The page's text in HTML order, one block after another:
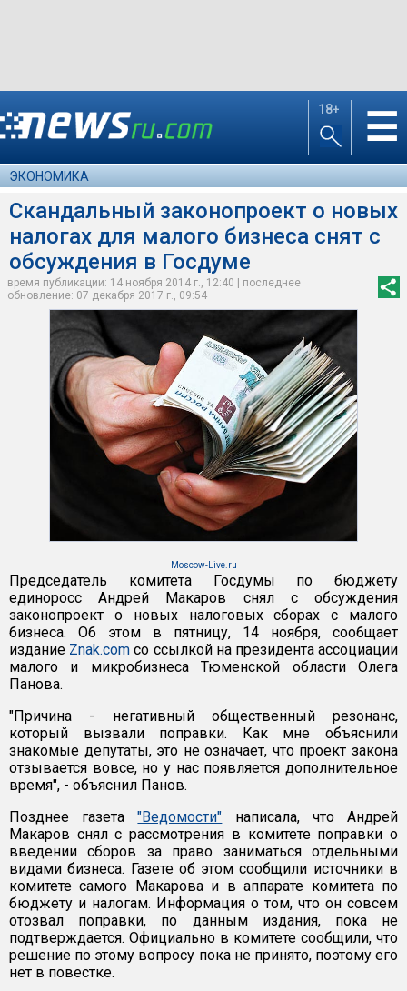
18+ ☰
ЭКОНОМИКА
Скандальный законопроект о новых
налогах для малого бизнеса снят с
обсуждения в Госдуме
время публикации: 14 ноября 2014 г., 12:40 | последнее
обновление: 07 декабря 2017 г., 09:54
Moscow-Live.ru
Председатель комитета Госдумы по бюджету
единоросс Андрей Макаров снял с обсуждения
законопроект о новых налоговых сборах с малого
бизнеса. Об этом в пятницу, 14 ноября, сообщает
издание Znak.com со ссылкой на президента ассоциации
малого и микробизнеса Тюменской области Олега
Панова.
"Причина - негативный общественный резонанс,
который вызвали поправки. Как мне объяснили
знакомые депутаты, это не означает, что проект закона
отзывается вовсе, но у нас появляется дополнительное
время", - объяснил Панов.
Позднее газета"Ведомости" написала, что Андрей
Макаров снял с рассмотрения в комитете поправки о
введении сборов за право заниматься отдельными
видами бизнеса. Газете об этом сообщили источники в
комитете самого Макарова и в аппарате комитета по
бюджету и налогам. Информация о том, что он совсем
отозвал поправки, по данным издания, пока не
подтверждается. Официально в комитете сообщили, что
решение по этому вопросу пока не принято, поэтому его
нет в повестке.